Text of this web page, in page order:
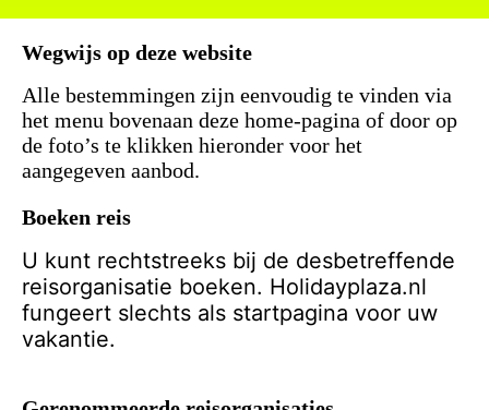
Wegwijs op deze website
Alle bestemmingen zijn eenvoudig te vinden via
het menu bovenaan deze home-pagina of door op
de foto’s te klikken hieronder voor het
aangegeven aanbod.
Boeken reis
U kunt rechtstreeks bij de desbetreffende
reisorganisatie boeken. Holidayplaza.nl
fungeert slechts als startpagina voor uw
vakantie.